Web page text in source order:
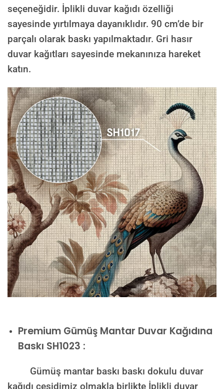
seçeneğidir. İplikli duvar kağıdı özelliği
sayesinde yırtılmaya dayanıklıdır. 90 cm’de bir
parçalı olarak baskı yapılmaktadır. Gri hasır
duvar kağıtları sayesinde mekanınıza hareket
katın.
Premium Gümüş Mantar Duvar Kağıdına
Baskı SH1023 :
Gümüş mantar baskı baskı dokulu duvar
kağıdı çeşidimiz olmakla birlikte İplikli duvar